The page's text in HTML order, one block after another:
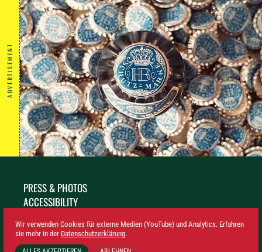
ADVERTISEMENT
PRESS & PHOTOS
ACCESSIBILITY
LEGAL NOTICE
PRIVACY
Wir verwenden Cookies für externe Medien (YouTube) und Analytics. Erfahren
sie mehr in der Datenschutzerklärung.